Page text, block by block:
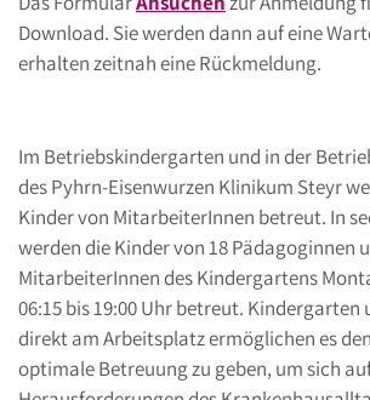
Download. Sie werden dann auf eine
erhalten zeitnah eine Rückmeldung.
Im Betriebskindergarten und in der
des Pyhrn-Eisenwurzen Klinikum Steyr
Kinder von MitarbeiterInnen betreut. In
werden die Kinder von 18 Pädagoginnen
MitarbeiterInnen des Kindergartens
06:15 bis 19:00 Uhr betreut.
direkt am Arbeitsplatz ermöglichen es
optimale Betreuung zu geben, um sich